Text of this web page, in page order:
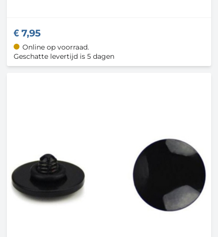
7,95
Online op voorraad.
Geschatte levertijd is 5 dagen